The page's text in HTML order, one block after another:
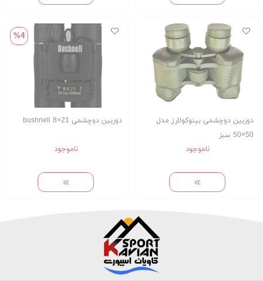
دوربین دوچشمی بینوکولارز مدل
50×50 سبز
ناموجود
%4
دوربین دوچشمی bushnell 8×21
ناموجود